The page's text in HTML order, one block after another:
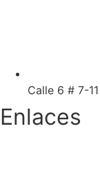
Calle 6 # 7-
Enlaces